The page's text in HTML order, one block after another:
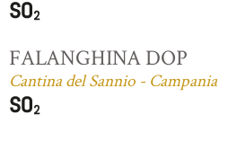
FALANGHINA DOP
Cantina del Sannio - Campania